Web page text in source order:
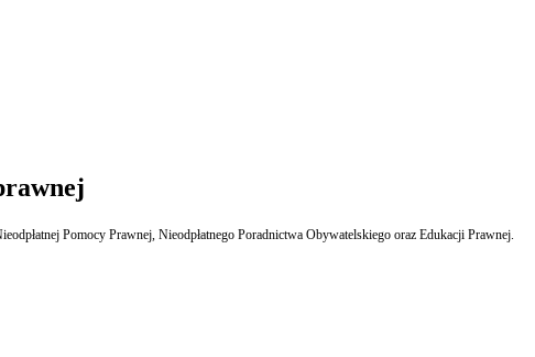
Pomocy Prawnej, Nieodpłatnego Poradnictwa Obywatelskiego oraz Edukacji Prawnej.